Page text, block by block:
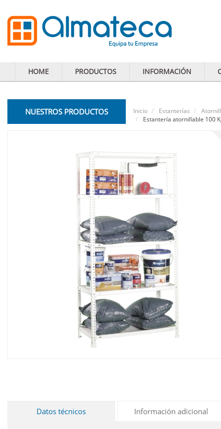
HOME PRODUCTOS INFORMACIÓN
NUESTROS PRODUCTOS Inicio Estanterías
Estantería atornillable 100
Datos técnicos Información adicional